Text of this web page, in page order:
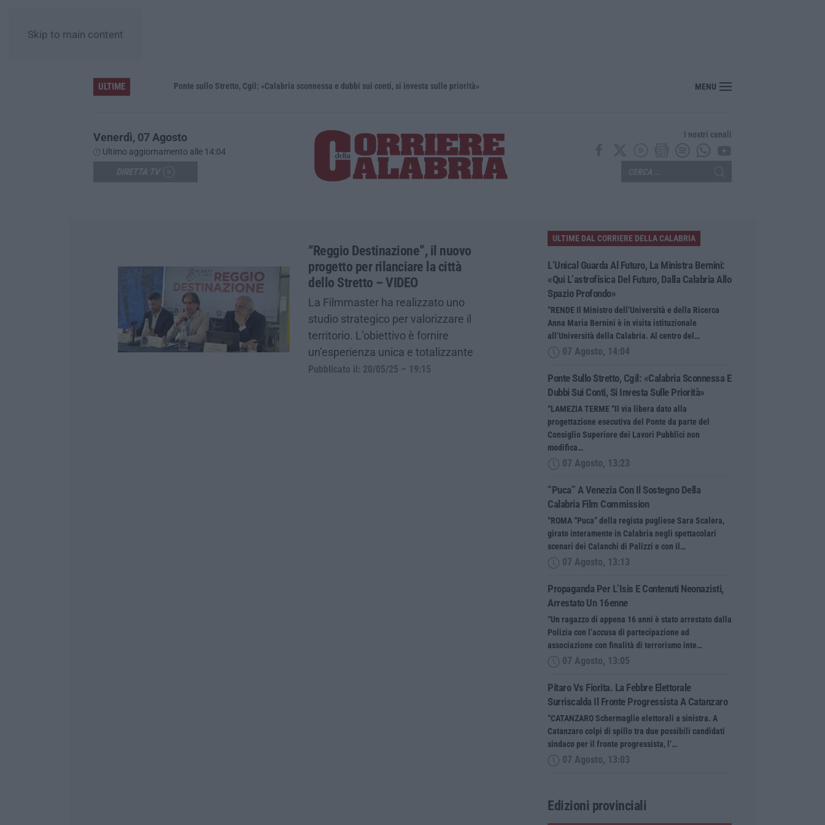
Skip to main content
ULTIME
L’Unical guarda al futuro, la ministra Bernini: «Qui l’astrofisica del futuro, dalla Calabria allo spazio profondo» Ponte sullo Stretto, Cgil: «Calabria sconnessa e dubbi sui conti, si investa sulle priorità» “Puca” a Venezia con il sostegno della Calabria Film Commission
MENU
Venerdì, 07 Agosto
Ultimo aggiornamento alle 14:04
I nostri canali
“Reggio Destinazione”, il nuovo
progetto per rilanciare la città
dello Stretto – VIDEO
La Filmmaster ha realizzato uno
studio strategico per valorizzare il
territorio. L’obiettivo è fornire
un’esperienza unica e totalizzante
Pubblicato il: 20/05/25 – 19:15
ULTIME DAL CORRIERE DELLA CALABRIA
L’Unical Guarda Al Futuro, La Ministra Bernini:
«Qui L’astrofisica Del Futuro, Dalla Calabria Allo
Spazio Profondo»
“RENDE Il Ministro dell’Università e della Ricerca
Anna Maria Bernini è in visita istituzionale
all’Università della Calabria. Al centro del…
07 Agosto, 14:04
Ponte Sullo Stretto, Cgil: «Calabria Sconnessa E
Dubbi Sui Conti, Si Investa Sulle Priorità»
“LAMEZIA TERME “Il via libera dato alla
progettazione esecutiva del Ponte da parte del
Consiglio Superiore dei Lavori Pubblici non
modifica…
07 Agosto, 13:23
“Puca” A Venezia Con Il Sostegno Della
Calabria Film Commission
“ROMA “Puca” della regista pugliese Sara Scalera,
girato interamente in Calabria negli spettacolari
scenari dei Calanchi di Palizzi e con il…
07 Agosto, 13:13
Propaganda Per L’Isis E Contenuti Neonazisti,
Arrestato Un 16enne
“Un ragazzo di appena 16 anni è stato arrestato dalla
Polizia con l’accusa di partecipazione ad
associazione con finalità di terrorismo inte…
07 Agosto, 13:05
Pitaro Vs Fiorita. La Febbre Elettorale
Surriscalda Il Fronte Progressista A Catanzaro
“CATANZARO Schermaglie elettorali a sinistra. A
Catanzaro colpi di spillo tra due possibili candidati
sindaco per il fronte progressista, l’…
07 Agosto, 13:03
Edizioni provinciali